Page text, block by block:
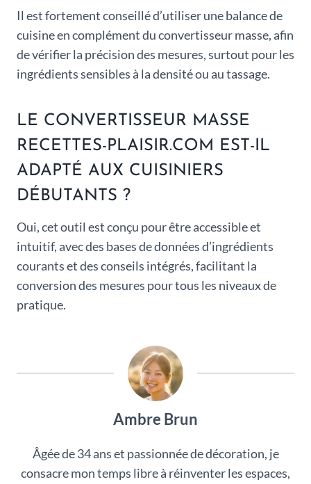
Il est fortement conseillé d’utiliser une balance de
cuisine en complément du convertisseur masse, afin
de vérifier la précision des mesures, surtout pour les
ingrédients sensibles à la densité ou au tassage.
LE CONVERTISSEUR MASSE
RECETTES-PLAISIR.COM EST-IL
ADAPTÉ AUX CUISINIERS
DÉBUTANTS ?
Oui, cet outil est conçu pour être accessible et
intuitif, avec des bases de données d’ingrédients
courants et des conseils intégrés, facilitant la
conversion des mesures pour tous les niveaux de
pratique.
Ambre Brun
Âgée de 34 ans et passionnée de décoration, je
consacre mon temps libre à réinventer les espaces,